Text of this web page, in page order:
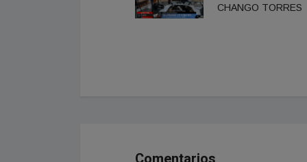
CHANGO TORRES